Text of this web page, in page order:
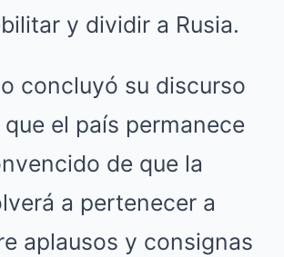
y dividir a Rusia.
concluyó su discurso
el país permanece
de que la
a pertenecer a
aplausos y consignas